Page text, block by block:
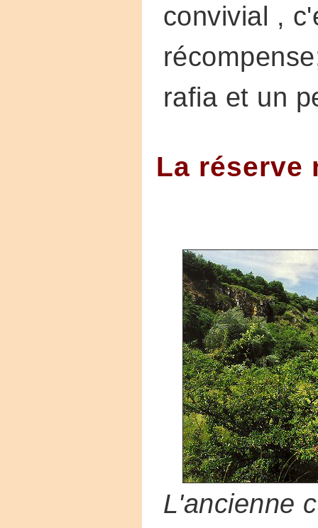
convivial ,
rafia et un
La réserve
L'ancienne